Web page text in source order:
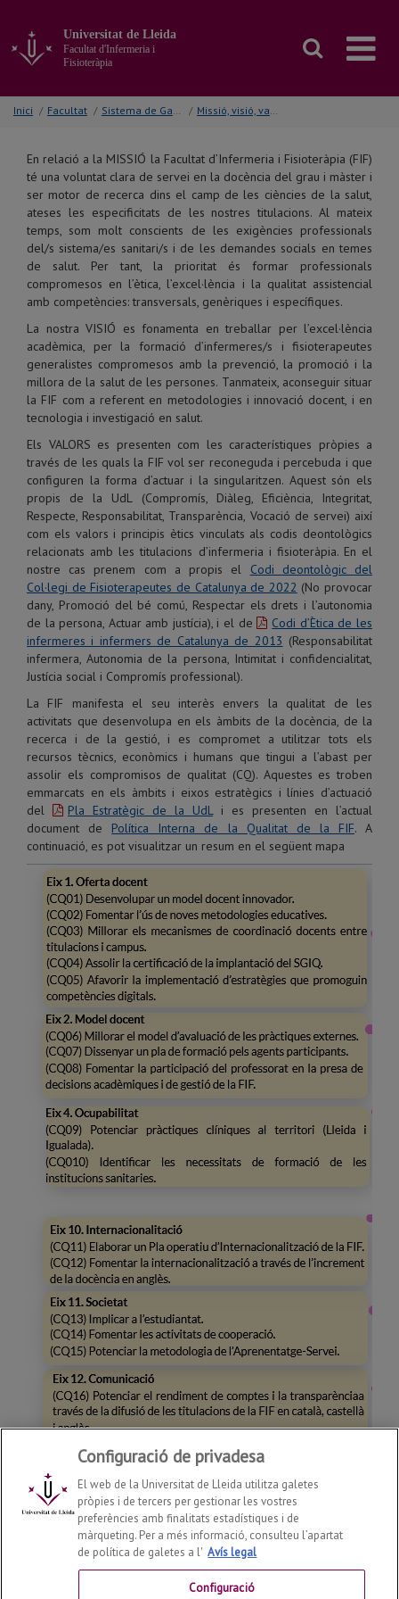
contingut
principal
la
pàgina
Universitat de Lleida
Facultat d'Infermeria i
Fisioteràpia
Inici / Facultat / Sistema de Garantia Interna de Qualitat / Missió, visió, valors i compromisos de la FIF
En relació a la MISSIÓ la Facultat d’Infermeria i Fisioteràpia (FIF)
té una voluntat clara de servei en la docència del grau i màster i
ser motor de recerca dins el camp de les ciències de la salut,
ateses les especificitats de les nostres titulacions. Al mateix
temps, som molt conscients de les exigències professionals
del/s sistema/es sanitari/s i de les demandes socials en temes
de salut. Per tant, la prioritat és formar professionals
compromesos en l’ètica, l’excel·lència i la qualitat assistencial
amb competències: transversals, genèriques i específiques.
La nostra VISIÓ es fonamenta en treballar per l’excel·lència
acadèmica, per la formació d’infermeres/s i fisioterapeutes
generalistes compromesos amb la prevenció, la promoció i la
millora de la salut de les persones. Tanmateix, aconseguir situar
la FIF com a referent en metodologies i innovació docent, i en
tecnologia i investigació en salut.
Els VALORS es presenten com les característiques pròpies a
través de les quals la FIF vol ser reconeguda i percebuda i que
configuren la forma d’actuar i la singularitzen. Aquest són els
propis de la UdL (Compromís, Diàleg, Eficiència, Integritat,
Respecte, Responsabilitat, Transparència, Vocació de servei) així
com els valors i principis ètics vinculats als codis deontològics
relacionats amb les titulacions d’infermeria i fisioteràpia. En el
nostre cas prenem com a propis el Codi deontològic del
Col·legi de Fisioterapeutes de Catalunya de 2022 (No provocar
dany, Promoció del bé comú, Respectar els drets i l’autonomia
de la persona, Actuar amb justícia), i el de
Codi d’Ètica de les
infermeres i infermers de Catalunya de 2013 (Responsabilitat
infermera, Autonomia de la persona, Intimitat i confidencialitat,
Justícia social i Compromís professional).
La FIF manifesta el seu interès envers la qualitat de les
activitats que desenvolupa en els àmbits de la docència, de la
recerca i de la gestió, i es compromet a utilitzar tots els
recursos tècnics, econòmics i humans que tingui a l’abast per
assolir els compromisos de qualitat (CQ). Aquestes es troben
emmarcats en els àmbits i eixos estratègics i línies d’actuació
del
Pla Estratègic de la UdLi es presenten en l’actual
document de Política Interna de la Qualitat de la FIF. A
continuació, es pot visualitzar un resum en el següent mapa
Facultat d'Infermeria i Fisioteràpia2026
Configuració de privadesa
El web de la Universitat de Lleida utilitza galetes
pròpies i de tercers per gestionar les vostres
preferències amb finalitats estadístiques i de
màrqueting. Per a més informació, consulteu l’apartat
de política de galetes a l' Avís legal
Configuració